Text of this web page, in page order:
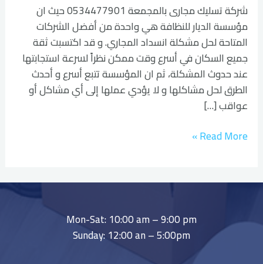
شركة تسليك مجارى بالمجمعة 0534477901 حيث ان
مؤسسة الديار للنظافة هي واحدة من أفضل الشركات
المتاحة لحل مشكلة انسداد المجاري. و قد اكتسبت ثقة
جميع السكان في أسرع وقت ممكن نظراً لسرعة استجابتها
عند حدوث المشكلة، ثم ان المؤسسة تتبع أسرع و أحدث
الطرق لحل مشاكلها و لا يؤدي عملها إلى أي مشاكل أو
عواقب […]
Read More »
Mon-Sat: 10:00 am – 9:00 pm
Sunday: 12:00 an – 5:00pm